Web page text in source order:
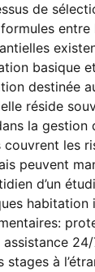
de
entre
basique
destinée
réside
la gestion
les
peuvent
d’un
habitation
stages à